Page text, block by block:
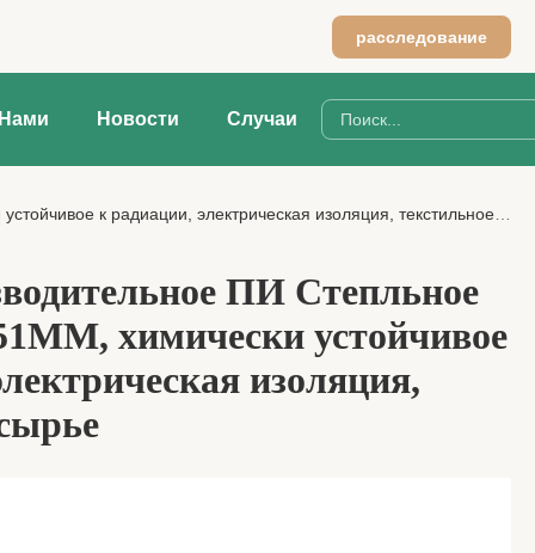
расследование
Новости Случаи
к радиации, электрическая изоляция, текстильное сырье
ПИ Степльное
химически устойчивое
изоляция,